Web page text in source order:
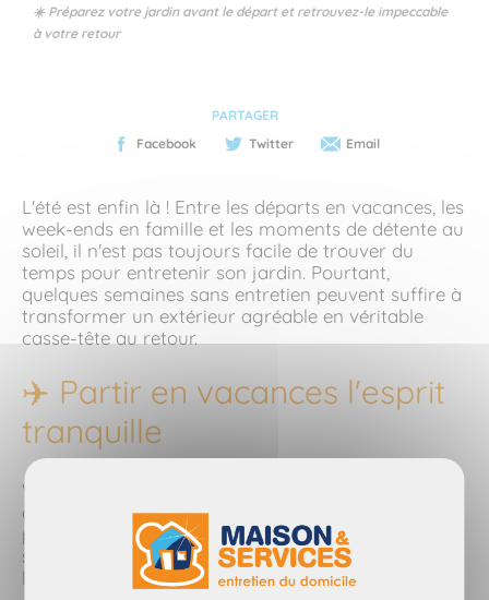
☀️ Préparez votre jardin avant le départ et retrouvez-le impeccable
à votre retour
PARTAGER
Facebook
Twitter Email
L'été est enfin là ! Entre les départs en vacances, les
week-ends en famille et les moments de détente au
soleil, il n'est pas toujours facile de trouver du
temps pour entretenir son jardin. Pourtant,
quelques semaines sans entretien peuvent suffire à
transformer un extérieur agréable en véritable
casse-tête au retour.
✈️ Partir en vacances l'esprit
tranquille
Vous avez prévu de vous absenter plusieurs jours
ou plusieurs semaines ? Pendant ce temps, la
pelouse continue de pousser, les mauvaises herbes
s'installent et les haies peuvent rapidement perdre
leur bel aspect.